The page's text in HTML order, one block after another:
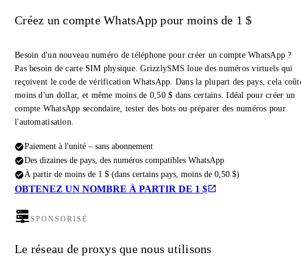
Créez un compte WhatsApp pour moins de 1 $
Besoin d'un nouveau numéro de téléphone pour créer un compte WhatsApp ?
Pas besoin de carte SIM physique. GrizzlySMS loue des numéros virtuels qui
reçoivent le code de vérification WhatsApp. Dans la plupart des pays, cela
moins d'un dollar, et même moins de 0,50 $ dans certains. Idéal pour créer un
compte WhatsApp secondaire, tester des bots ou préparer des numéros pour
l'automatisation.
Paiement à l'unité – sans abonnement
Des dizaines de pays, des numéros compatibles WhatsApp
À partir de moins de 1 $ (dans certains pays, moins de 0,50 $)
OBTENEZ UN NOMBRE À PARTIR DE 1 $
SPONSORISÉ
Le réseau de proxys que nous utilisons